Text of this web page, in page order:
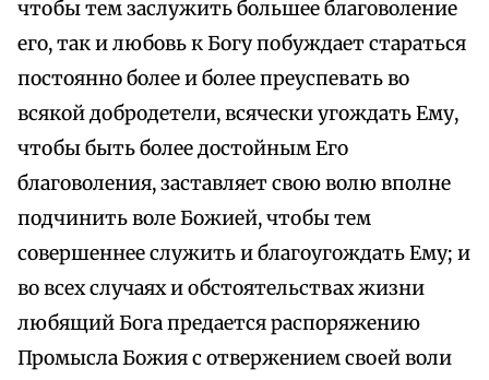
чтобы тем заслужить большее благоволение
его, так и любовь к Богу побуждает стараться
постоянно более и более преуспевать во
всякой добродетели, всячески угождать Ему,
чтобы быть более достойным Его
благоволения, заставляет свою волю вполне
подчинить воле Божией, чтобы тем
совершеннее служить и благоугождать Ему; и
во всех случаях и обстоятельствах жизни
любящий Бога предается распоряжению
Промысла Божия с отвержением своей воли